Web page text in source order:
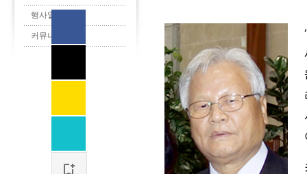
행사일정
커뮤니티
이
기
내
기
위
사
보
카
(으)
복
사